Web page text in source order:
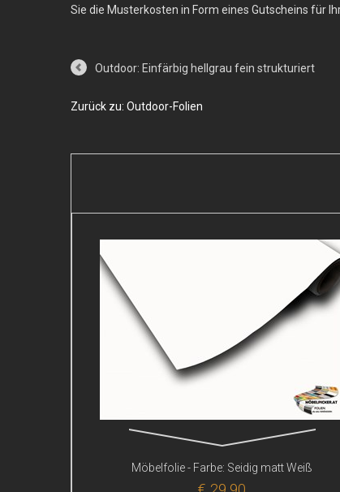
Sie die Musterkosten in Form eines Gutscheins für
Outdoor: Einfärbig hellgrau fein strukturiert
Zurück zu: Outdoor-Folien
Möbelfolie - Farbe: Seidig matt Weiß